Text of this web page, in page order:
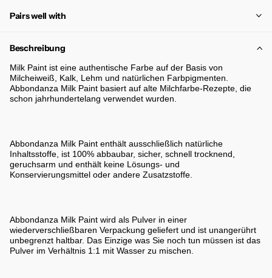
Pairs well with
Beschreibung
Milk Paint ist eine authentische Farbe auf der Basis von
Milcheiweiß, Kalk, Lehm und natürlichen Farbpigmenten.
Abbondanza Milk Paint basiert auf alte Milchfarbe-Rezepte, die
schon jahrhundertelang verwendet wurden.
Abbondanza Milk Paint enthält ausschließlich natürliche
Inhaltsstoffe, ist 100% abbaubar, sicher, schnell trocknend,
geruchsarm und enthält keine Lösungs- und
Konservierungsmittel oder andere Zusatzstoffe.
Abbondanza Milk Paint wird als Pulver in einer
wiederverschließbaren Verpackung geliefert und ist unangerührt
unbegrenzt haltbar. Das Einzige was Sie noch tun müssen ist das
Pulver im Verhältnis 1:1 mit Wasser zu mischen.